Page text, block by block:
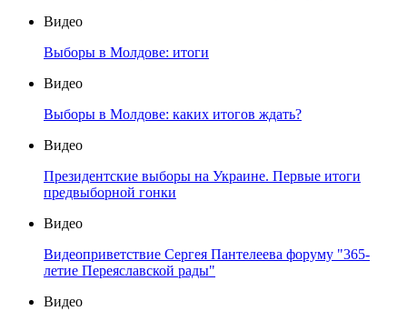
Видео
Выборы в Молдове: итоги
Видео
Выборы в Молдове: каких итогов ждать?
Видео
Президентские выборы на Украине. Первые итоги
предвыборной гонки
Видео
Видеоприветствие Сергея Пантелеева форуму "365-
летие Переяславской рады"
Видео